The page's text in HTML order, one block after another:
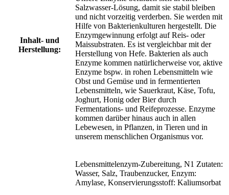
Inhalt- und
Herstellung:
Salzwasser-Lösung, damit sie stabil bleiben
und nicht vorzeitig verderben. Sie werden mit
Hilfe von Bakterienkulturen hergestellt. Die
Enzymgewinnung erfolgt auf Reis- oder
Maissubstraten. Es ist vergleichbar mit der
Herstellung von Hefe. Bakterien als auch
Enzyme kommen natürlicherweise vor, aktive
Enzyme bspw. in rohen Lebensmitteln wie
Obst und Gemüse und in fermentierten
Lebensmitteln, wie Sauerkraut, Käse, Tofu,
Joghurt, Honig oder Bier durch
Fermentations- und Reifeprozesse. Enzyme
kommen darüber hinaus auch in allen
Lebewesen, in Pflanzen, in Tieren und in
unserem menschlichen Organismus vor.
Lebensmittelenzym-Zubereitung, N1 Zutaten:
Wasser, Salz, Traubenzucker, Enzym:
Amylase, Konservierungsstoff: Kaliumsorbat